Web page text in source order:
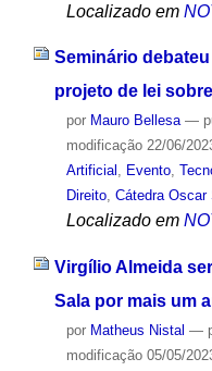
Localizado em
Seminário
projeto de lei
por Mauro Bellesa —
modificação22/06/
Artificial , Evento,
Direito, Cátedra Oscar
Localizado em
Virgílio Almeida
Sala por mais um
por Matheus Nistal —
modificação05/05/